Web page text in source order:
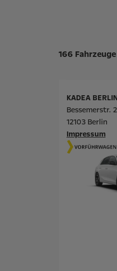
166
KADEA
Bessemerstr.
12103 Berlin
Impressum